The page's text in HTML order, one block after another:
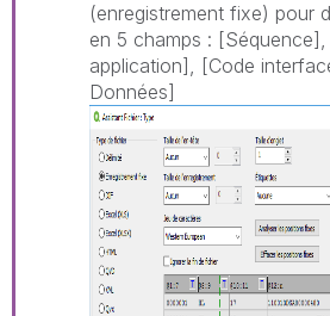
(enregistrement fixe) pour
en 5 champs :
application], [Code
Données]